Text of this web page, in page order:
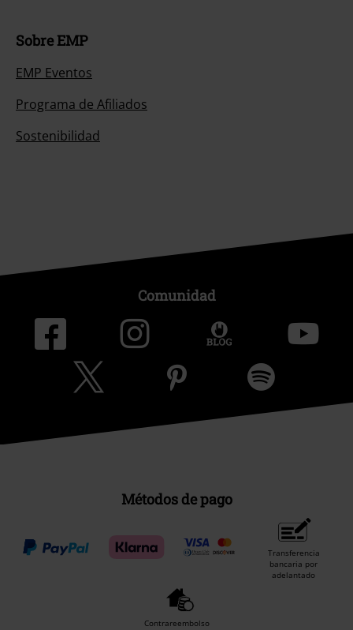
Sobre EMP
EMP Eventos
Programa de Afiliados
Sostenibilidad
Comunidad
Métodos de pago
Transferencia
bancaria por
adelantado
Contrareembolso